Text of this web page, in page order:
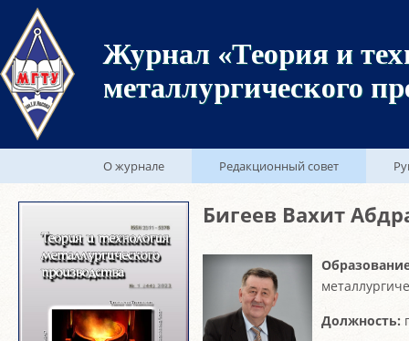
Журнал «Теория и
металлургического
О журнале Редакционный совет
Бигеев Вахит
Должность: